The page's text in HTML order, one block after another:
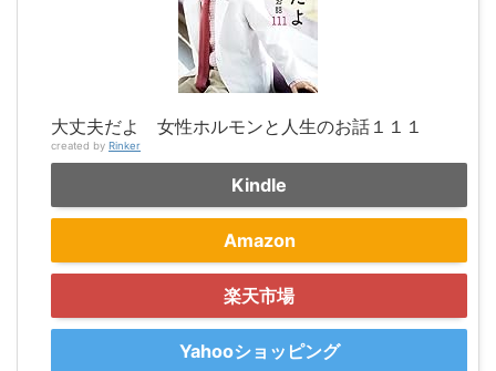
大丈夫だよ 女性ホルモンと人生のお話１１１
created by Rinker
Kindle
Amazon
楽天市場
Yahooショッピング